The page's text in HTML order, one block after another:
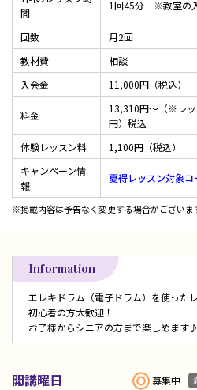
間
1回45分 ※教室の入
回数
月2回
教材費
相談
入会金
11,000円（税込）
料金
13,310円～（※レ
円）税込
体験レッスン料
1,100円（税込）
キャンペーン情
報
夏得レッスン対象コ
※掲載内容は予告なく変更する場合がございま
Information
エレキドラム（電子ドラム）を使ったレ
初心者の方大歓迎！
お子様からシニアの方まで楽しめます♪
開講曜日 募集中